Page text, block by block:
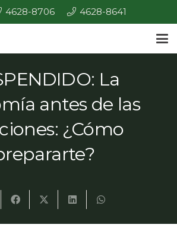
4628-8706 4628-8641
La
antes de las
¿Cómo